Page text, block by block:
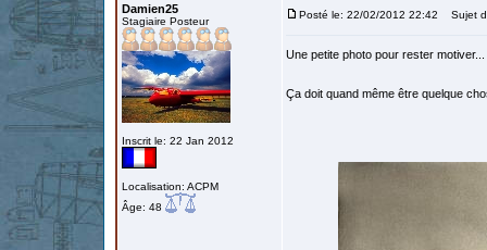
Damien25
Stagiaire Posteur
Inscrit le: 22 Jan 2012
Localisation: ACPM
Âge: 48
Posté le: 22/02/2012 22:42 Sujet
Une petite photo pour rester motiver...
Ça doit quand même être quelque